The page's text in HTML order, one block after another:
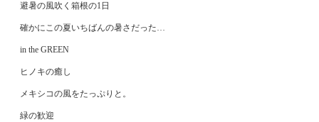
避暑の風吹く箱根の1日
確かにこの夏いちばんの暑さだった…
in the GREEN
ヒノキの癒し
メキシコの風をたっぷりと。
緑の歓迎